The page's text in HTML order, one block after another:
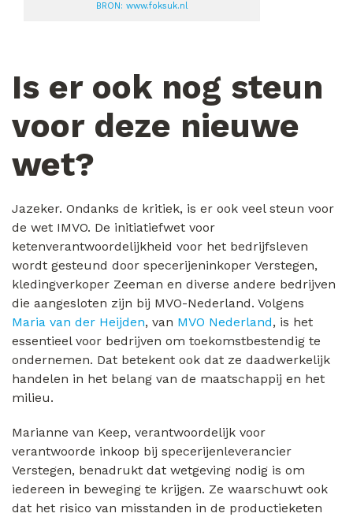
BRON: www.foksuk.nl
Is er ook nog steun
voor deze nieuwe
wet?
Jazeker. Ondanks de kritiek, is er ook veel steun voor
de wet IMVO. De initiatiefwet voor
ketenverantwoordelijkheid voor het bedrijfsleven
wordt gesteund door specerijeninkoper Verstegen,
kledingverkoper Zeeman en diverse andere bedrijven
die aangesloten zijn bij MVO-Nederland. Volgens
Maria van der Heijden, van MVO Nederland, is het
essentieel voor bedrijven om toekomstbestendig te
ondernemen. Dat betekent ook dat ze daadwerkelijk
handelen in het belang van de maatschappij en het
milieu.
Marianne van Keep, verantwoordelijk voor
verantwoorde inkoop bij specerijenleverancier
Verstegen, benadrukt dat wetgeving nodig is om
iedereen in beweging te krijgen. Ze waarschuwt ook
dat het risico van misstanden in de productieketen